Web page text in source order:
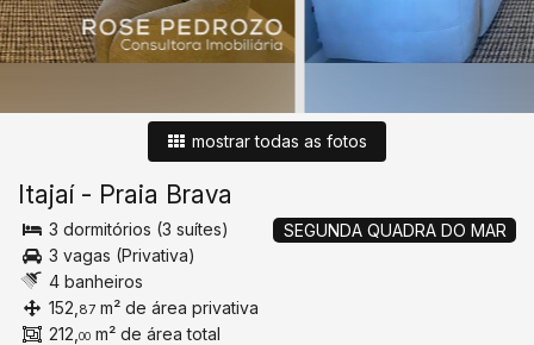
mostrar todas as fotos
Itajaí- Praia Brava
SEGUNDA QUADRA DO MAR
3 dormitórios (3 suítes)
3 vagas (Privativa)
4 banheiros
152, 87 m² de área privativa
212, 00 m² de área total